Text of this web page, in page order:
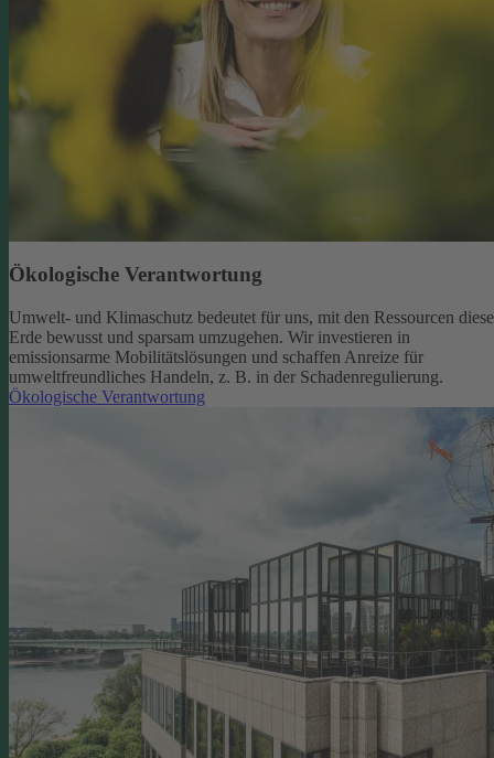
Ökologische Verantwortung
Umwelt- und Klimaschutz bedeutet für uns, mit den Ressourcen
Erde bewusst und sparsam umzugehen. Wir investieren in
emissionsarme Mobilitätslösungen und schaffen Anreize für
umweltfreundliches Handeln, z. B. in der Schadenregulierung.
Ökologische Verantwortung